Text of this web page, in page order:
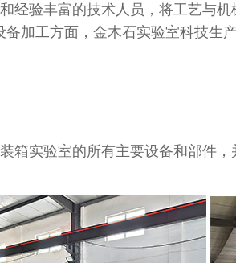
验丰富的技术人员，将工艺与
加工方面，金木石实验室科技生
箱实验室的所有主要设备和部件